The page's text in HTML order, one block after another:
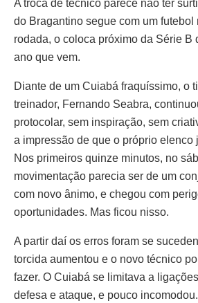
A troca de técnico parece não ter
do Bragantino segue com um futebol
rodada, o coloca próximo da Série B
ano que vem.
Diante de um Cuiabá fraquíssimo, o
treinador, Fernando Seabra,
protocolar, sem inspiração, sem
a impressão de que o próprio elenco
Nos primeiros quinze minutos, no
movimentação parecia ser de um
com novo ânimo, e chegou com
oportunidades. Mas ficou nisso.
A partir daí os erros foram se
torcida aumentou e o novo técnico
fazer. O Cuiabá se limitava a
defesa e ataque, e pouco incomodou.